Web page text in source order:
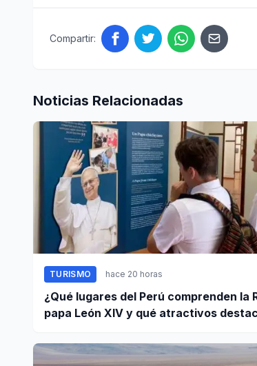
Compartir:
Noticias Relacionadas
TURISMO hace 20 horas
¿Qué lugares del Perú comprenden la
papa León XIV y qué atractivos